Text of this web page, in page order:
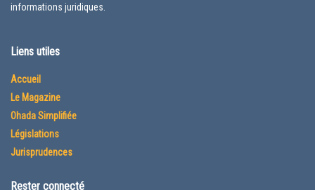
informations juridiques.
Liens utiles
Accueil
Le Magazine
Ohada Simplifiée
Législations
Jurisprudences
Rester connecté